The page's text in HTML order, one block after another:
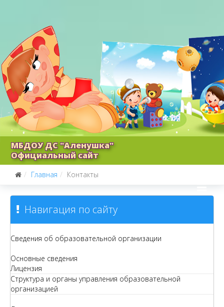
МБДОУ ДС "Аленушка"
Официальный сайт
Главная Контакты
Навигация по сайту
Сведения об образовательной организации
Основные сведения
Лицензия
Структура и органы управления образовательной
организацией